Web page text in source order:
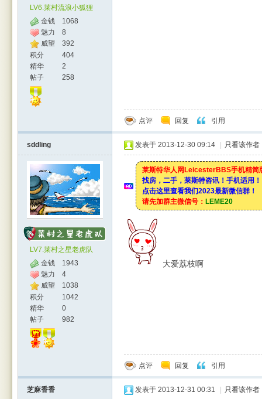
LV6.莱村流浪小狐狸
金钱
1068
魅力
8
威望
392
积分
404
精华
2
帖子
258
点评 回复 引用
sddling
LV7.莱村之星老虎队
金钱
1943
魅力
4
威望
1038
积分
1042
精华
0
帖子
982
发表于 2013-12-30 09:14 只看该作者
莱斯特华人网LeicesterBBS手机精简
找房，二手，莱斯特咨讯！手机适用！
点击这里查看我们2023最新微信群！
请先加群主微信号： LEME20
大爱荔枝啊
点评 回复 引用
芝麻香香 发表于 2013-12-31 00:31 只看该作者